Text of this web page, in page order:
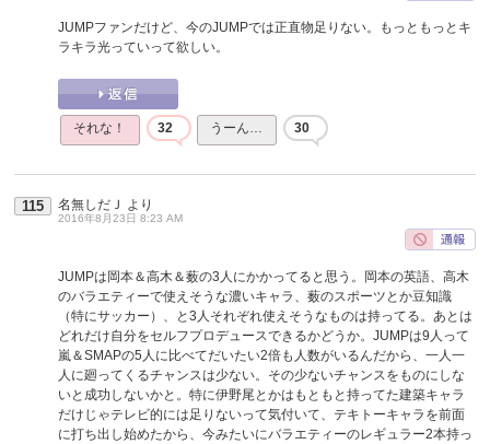
JUMPファンだけど、今のJUMPでは正直物足りない。もっともっとキ
ラキラ光っていって欲しい。
それな！ 32 うーん… 30
115 名無しだＪ より
2016年8月23日 8:23 AM
JUMPは岡本＆高木＆薮の3人にかかってると思う。岡本の英語、高木
のバラエティーで使えそうな濃いキャラ、薮のスポーツとか豆知識
（特にサッカー）、と3人それぞれ使えそうなものは持ってる。あとは
どれだけ自分をセルフプロデュースできるかどうか。JUMPは9人って
嵐＆SMAPの5人に比べてだいたい2倍も人数がいるんだから、一人一
人に廻ってくるチャンスは少ない。その少ないチャンスをものにしな
いと成功しないかと。特に伊野尾とかはもともと持ってた建築キャラ
だけじゃテレビ的には足りないって気付いて、テキトーキャラを前面
に打ち出し始めたから、今みたいにバラエティーのレギュラー2本持っ